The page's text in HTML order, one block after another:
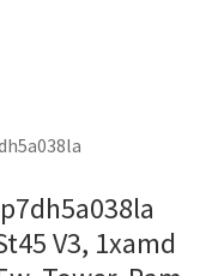
V3, 1xamd